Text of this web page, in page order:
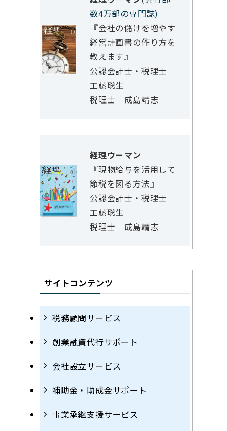
数4万部の専門誌)
『会社の儲けを増やす
経営計画書の作り方を
教えます』
公認会計士・税理士
工藤聡生
税理士 成島靖志
経理ウーマン
『現物給与を活用して
節税を図る方法』
公認会計士・税理士
工藤聡生
税理士 成島靖志
サイトコンテンツ
税務顧問サービス
創業融資代行サポート
会社設立サービス
補助金・助成金サポート
事業承継支援サービス